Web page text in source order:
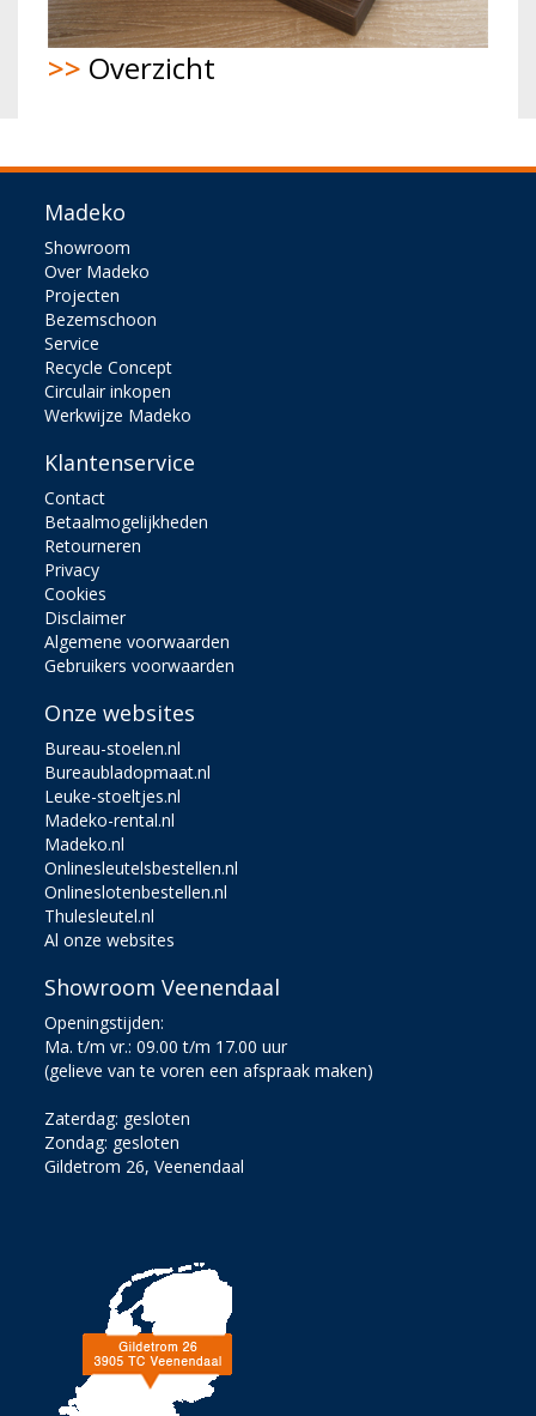
>> Overzicht
Madeko
Showroom
Over Madeko
Projecten
Bezemschoon
Service
Recycle Concept
Circulair inkopen
Werkwijze Madeko
Klantenservice
Contact
Betaalmogelijkheden
Retourneren
Privacy
Cookies
Disclaimer
Algemene voorwaarden
Gebruikers voorwaarden
Onze websites
Bureau-stoelen.nl
Bureaubladopmaat.nl
Leuke-stoeltjes.nl
Madeko-rental.nl
Madeko.nl
Onlinesleutelsbestellen.nl
Onlineslotenbestellen.nl
Thulesleutel.nl
Al onze websites
Showroom Veenendaal
Openingstijden:
Ma. t/m vr.: 09.00 t/m 17.00 uur
(gelieve van te voren een afspraak maken)
Zaterdag: gesloten
Zondag: gesloten
Gildetrom 26, Veenendaal